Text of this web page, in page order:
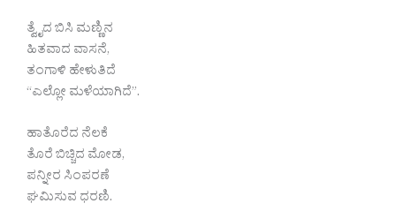
ತ್ವೈದ ಬಿಸಿ ಮಣ್ಣಿನ
ಹಿತವಾದ ವಾಸನೆ,
ತಂಗಾಳಿ ಹೇಳುತಿದೆ
“ಎಲ್ಲೋ ಮಳೆಯಾಗಿದೆ”.
ಹಾತೊರೆದ ನೆಲಕೆ
ತೊರೆ ಬಿಚ್ಚಿದ ಮೋಡ,
ಪನ್ನೀರ ಸಿಂಪರಣೆ
ಘಮಿಸುವ ಧರಣಿ.